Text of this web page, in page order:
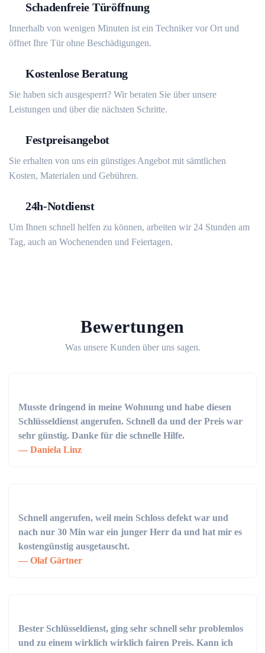
Schadenfreie Türöffnung
Innerhalb von wenigen Minuten ist ein Techniker vor Ort und
öffnet Ihre Tür ohne Beschädigungen.
Kostenlose Beratung
Sie haben sich ausgesperrt? Wir beraten Sie über unsere
Leistungen und über die nächsten Schritte.
Festpreisangebot
Sie erhalten von uns ein günstiges Angebot mit sämtlichen
Kosten, Materialen und Gebühren.
24h-Notdienst
Um Ihnen schnell helfen zu können, arbeiten wir 24 Stunden am
Tag, auch an Wochenenden und Feiertagen.
Bewertungen
Was unsere Kunden über uns sagen.
Musste dringend in meine Wohnung und habe diesen
Schlüsseldienst angerufen. Schnell da und der Preis war
sehr günstig. Danke für die schnelle Hilfe.
Daniela Linz
Schnell angerufen, weil mein Schloss defekt war und
nach nur 30 Min war ein junger Herr da und hat mir es
kostengünstig ausgetauscht.
Olaf Gärtner
Bester Schlüsseldienst, ging sehr schnell sehr problemlos
und zu einem wirklich wirklich fairen Preis. Kann ich